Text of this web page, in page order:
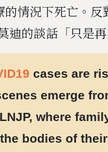
的情況下死亡。
迪的談話「只是再
cases are
emerge
where
bodies of